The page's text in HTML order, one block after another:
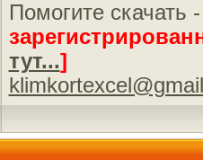
Помогите скачать
тут...]